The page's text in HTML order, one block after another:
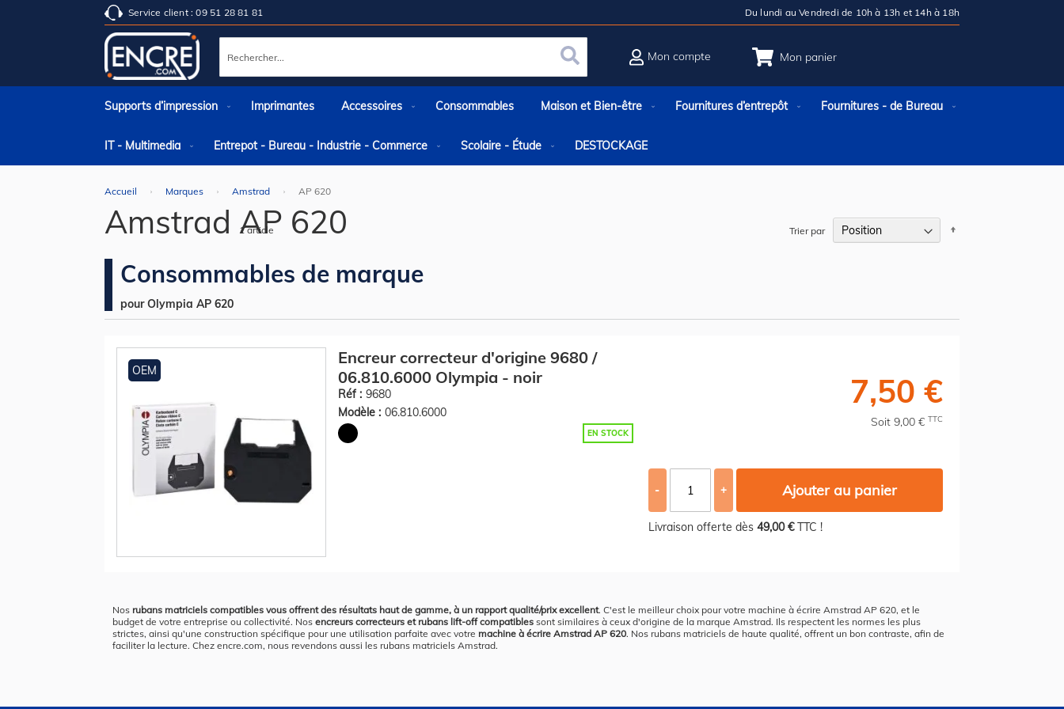
Service client : 09 51 28 81 81 Du lundi au Vendredi de 10h à 13h et 14h à 18h
Mon panier
Rechercher Rechercher
Mon compte
Supports d’impression Imprimantes Accessoires Consommables Maison et Bien-être Fournitures d’entrepôt Fournitures - de Bureau
IT - Multimedia Entrepot - Bureau - Industrie - Commerce Scolaire - Étude DESTOCKAGE
Accueil Marques Amstrad AP 620
Amstrad AP 620
1article Trier par
Consommables de marque
pour Olympia AP 620
OEM
Encreur correcteur d'origine 9680 /
06.810.6000 Olympia - noir
Réf : 9680
Modèle : 06.810.6000
EN STOCK
7,50 €
Soit 9,00 € TTC
- + Ajouter au panier
Livraison offerte dès 49,00 €TTC !
Nos rubans matriciels compatibles vous offrent des résultats haut de gamme, à un rapport qualité/prix excellent. C'est le meilleur choix pour votre machine à écrire Amstrad AP 620, et le
budget de votre entreprise ou collectivité. Nos encreurs correcteurs et rubans lift-off compatibles sont similaires à ceux d'origine de la marque Amstrad. Ils respectent les normes les plus
strictes, ainsi qu'une construction spécifique pour une utilisation parfaite avec votre machine à écrire Amstrad AP 620. Nos rubans matriciels de haute qualité, offrent un bon contraste, afin de
faciliter la lecture. Chez encre.com, nous revendons aussi les rubans matriciels Amstrad.